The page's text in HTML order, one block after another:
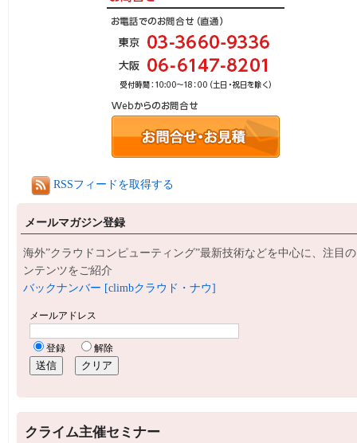
RSSフィードを取得する
メールマガジン登録
海外”クラウドコンピューティング”最新技術などを中心に、注目
ンテンツをご紹介
バックナンバー [climbクラウド・ナウ]
クライム主催セミナー